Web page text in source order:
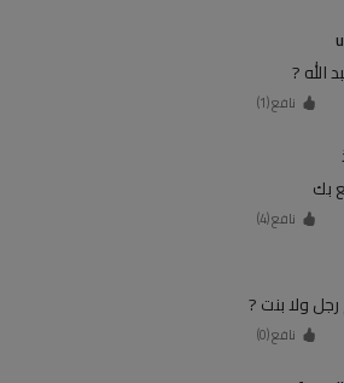
الله ?
نافع (1
)
بك
نافع (4
)
رجل ولا بنت ?
نافع (0
)